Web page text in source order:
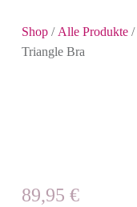
Shop/ Alle Produkte/
Triangle Bra
89,95 €